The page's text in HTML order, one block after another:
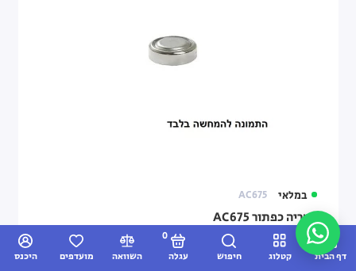
דף הבית קטלוג חיפוש עגלה
0
השוואה
מועדפים היכנס
במלאי AC675
בטריה כפתור AC675